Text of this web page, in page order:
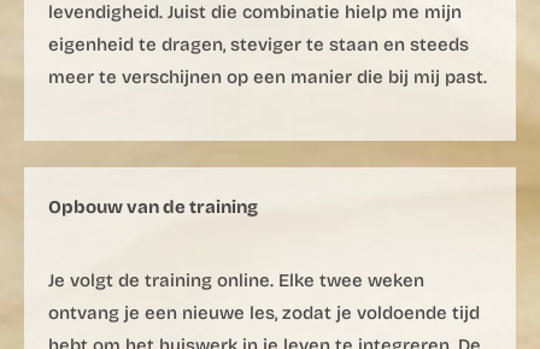
levendigheid. Juist die combinatie hielp me mijn
eigenheid te dragen, steviger te staan en steeds
meer te verschijnen op een manier die bij mij past.
Opbouw van de training
Je volgt de training online. Elke twee weken
ontvang je een nieuwe les, zodat je voldoende tijd